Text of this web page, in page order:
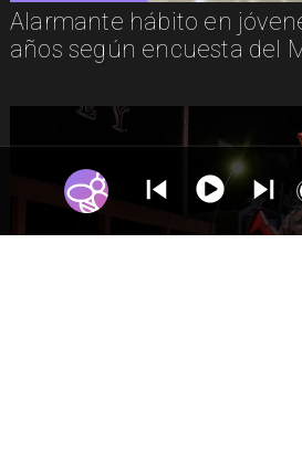
Alarmante hábito en
años según encuesta del